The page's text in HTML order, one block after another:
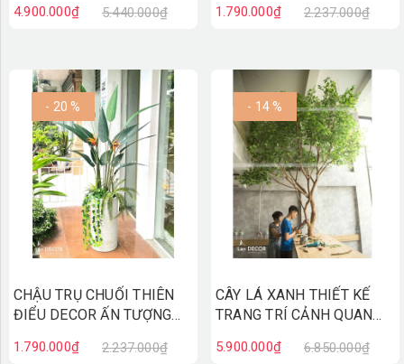
4.900.000₫ 5.440.000₫
CC889
1.790.000₫ 2.237.000₫
- 20 %
CHẬU TRỤ CHUỐI THIÊN
ĐIỂU DECOR ẤN TƯỢNG
1.790.000₫ 2.237.000₫
- 14 %
CÂY LÁ XANH THIẾT KẾ
TRANG TRÍ CẢNH QUAN
5.900.000₫ 6.850.000₫